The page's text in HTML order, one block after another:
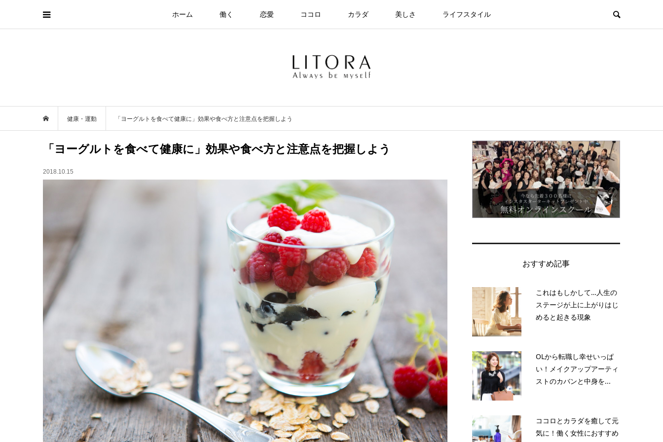
ホーム 働く 恋愛 ココロ カラダ 美しさ ライフスタイル
健康・運動 「ヨーグルトを食べて健康に」効果や食べ方と注意点を把握しよう
「ヨーグルトを食べて健康に」効果や食べ方と注意点を把握しよう
2018.10.15
おすすめ記事
これはもしかして…人生の
ステージが上に上がりはじ
めると起きる現象
OLから転職し幸せいっぱ
い！メイクアップアーティ
ストのカバンと中身を...
ココロとカラダを癒して元
気に！働く女性におすすめ